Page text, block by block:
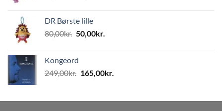
var:
80,00kr..50,00kr..
DR Børste lille
80,00kr. Den
var:
80,00kr..
50,00kr.
50,00kr..
Kongeord
249,00kr. Den
var:
165,00kr.
er: